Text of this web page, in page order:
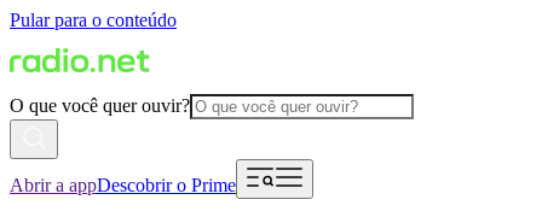
Pular para o conteúdo
O que você quer ouvir?
Abrir a appDescobrir o Prime